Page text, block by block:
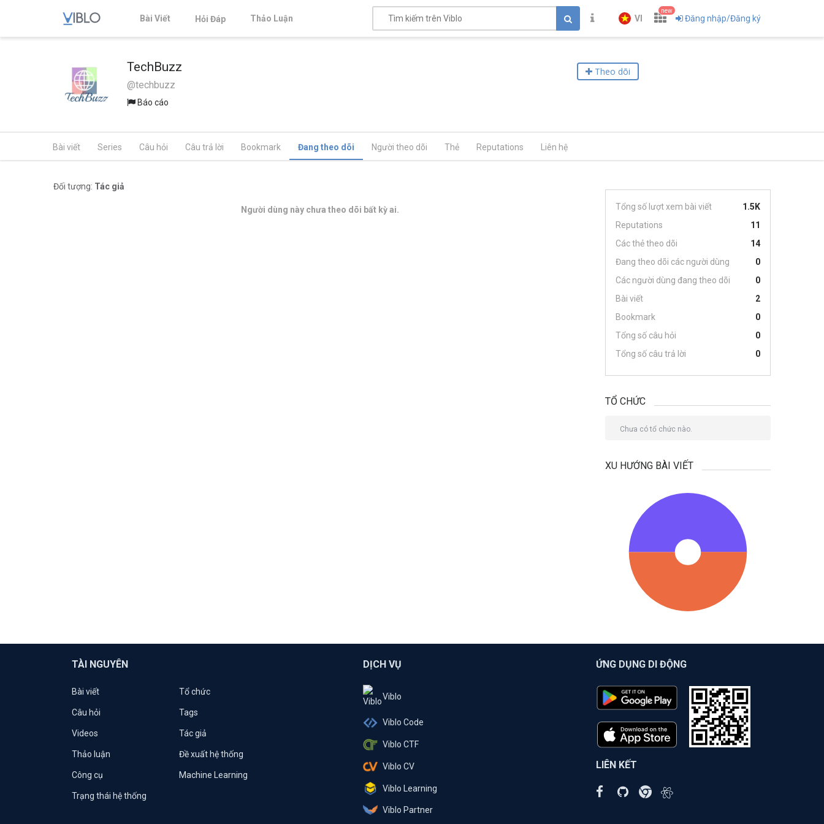
Bài Viết Hỏi Đáp Thảo Luận VI
new
Đăng nhập/Đăng ký
TechBuzz
@techbuzz
Báo cáo
Theo dõi
Bài viết Series Câu hỏi Câu trả lời Bookmark Đang theo dõi Người theo dõi Thẻ Reputations Liên hệ
Đối tượng: Tác giả
Người dùng này chưa theo dõi bất kỳ ai. Tổng số lượt xem bài viết
1.5K
Reputations
11
Các thẻ theo dõi
14
Đang theo dõi các người dùng
0
Các người dùng đang theo dõi
0
Bài viết
2
Bookmark
0
Tổng số câu hỏi
0
Tổng số câu trả lời
0
TỔ CHỨC
Chưa có tổ chức nào.
XU HƯỚNG BÀI VIẾT
TÀI NGUYÊN
Bài viết Tổ chức
Câu hỏi Tags
Videos Tác giả
Thảo luận Đề xuất hệ thống
Công cụ Machine Learning
Trạng thái hệ thống
DỊCH VỤ
Viblo
Viblo Code
Viblo CTF
Viblo CV
Viblo Learning
Viblo Partner
ỨNG DỤNG DI ĐỘNG
LIÊN KẾT